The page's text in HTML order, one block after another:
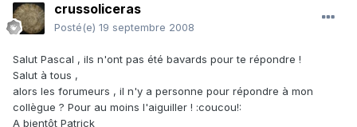
crussoliceras
Posté(e) 19 septembre 2008
Salut Pascal , ils n'ont pas été bavards pour te répondre !
Salut à tous ,
alors les forumeurs , il n'y a personne pour répondre à mon
collègue ? Pour au moins l'aiguiller ! :coucou!:
A bientôt Patrick